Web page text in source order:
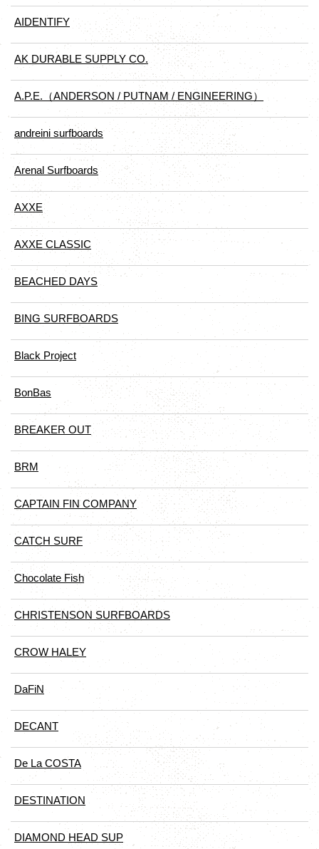
AIDENTIFY
AK DURABLE SUPPLY CO.
A.P.E.（ANDERSON / PUTNAM / ENGINEERING）
andreini surfboards
Arenal Surfboards
AXXE
AXXE CLASSIC
BEACHED DAYS
BING SURFBOARDS
Black Project
BonBas
BREAKER OUT
BRM
CAPTAIN FIN COMPANY
CATCH SURF
Chocolate Fish
CHRISTENSON SURFBOARDS
CROW HALEY
DaFiN
DECANT
De La COSTA
DESTINATION
DIAMOND HEAD SUP